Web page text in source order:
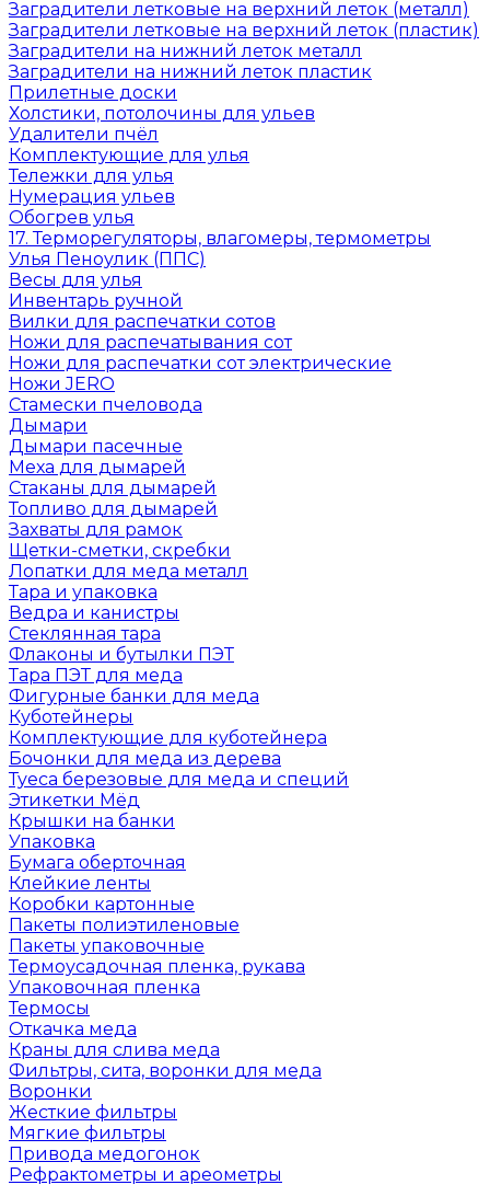
Заградители летковые на верхний леток (металл)
Заградители летковые на верхний леток (пластик)
Заградители на нижний леток металл
Заградители на нижний леток пластик
Прилетные доски
Холстики, потолочины для ульев
Удалители пчёл
Комплектующие для улья
Тележки для улья
Нумерация ульев
Обогрев улья
17. Терморегуляторы, влагомеры, термометры
Улья Пеноулик (ППС)
Весы для улья
Инвентарь ручной
Вилки для распечатки сотов
Ножи для распечатывания сот
Ножи для распечатки сот электрические
Ножи JERO
Стамески пчеловода
Дымари
Дымари пасечные
Меха для дымарей
Стаканы для дымарей
Топливо для дымарей
Захваты для рамок
Щетки-сметки, скребки
Лопатки для меда металл
Тара и упаковка
Ведра и канистры
Стеклянная тара
Флаконы и бутылки ПЭТ
Тара ПЭТ для меда
Фигурные банки для меда
Куботейнеры
Комплектующие для куботейнера
Бочонки для меда из дерева
Туеса березовые для меда и специй
Этикетки Мёд
Крышки на банки
Упаковка
Бумага оберточная
Клейкие ленты
Коробки картонные
Пакеты полиэтиленовые
Пакеты упаковочные
Термоусадочная пленка, рукава
Упаковочная пленка
Термосы
Откачка меда
Краны для слива меда
Фильтры, сита, воронки для меда
Воронки
Жесткие фильтры
Мягкие фильтры
Привода медогонок
Рефрактометры и ареометры